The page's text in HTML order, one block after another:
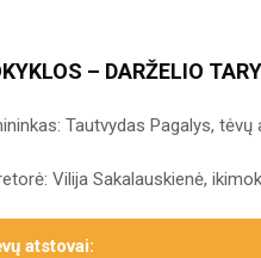
– DARŽELIO
Tautvydas Pagalys, tėvų
Vilija Sakalauskienė,
atstovai: